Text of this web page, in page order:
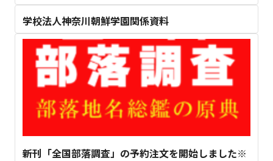
学校法人神奈川朝鮮学園関係資料
新刊「全国部落調査」の予約注文を開始しました※